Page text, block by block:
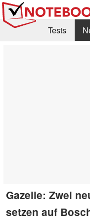
Tests
Gazelle: Zwei
setzen auf